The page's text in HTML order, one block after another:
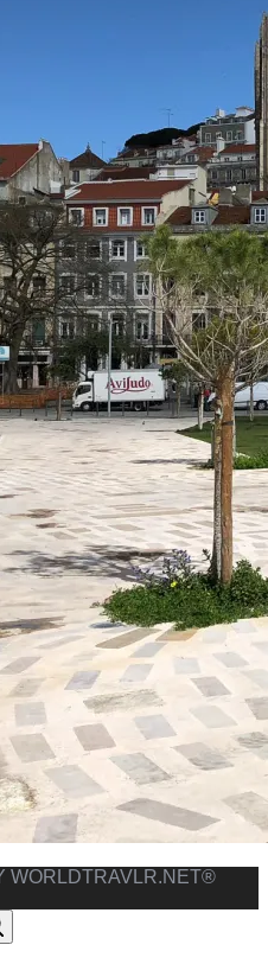
WORLDTRAVLR.NET®